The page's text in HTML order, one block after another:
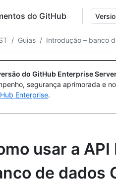
do GitHub
/ Guias / Introdução – banco
do GitHub Enterprise
segurança aprimorada e
Enterprise.
usar a
de dados